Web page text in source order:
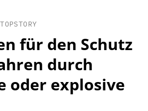
TOPSTORY
für den Schutz
durch
oder explosive